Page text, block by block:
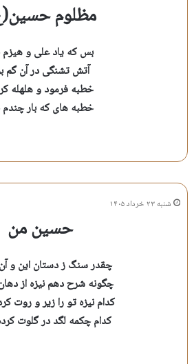
مظلوم
بس که یاد علی و هیزم
آتش تشنگی در آن گم
خطبه فرمود و هلهله
خطبه های که بار چندم
شنبه ۲۳ خرداد ۱۴۰۵
حسین من
چقدر سنگ ز دستان این و
چگونه شرح دهم نیزه از
کدام نیزه تو را زیر و روت
کدام چکمه لگد در گلوت